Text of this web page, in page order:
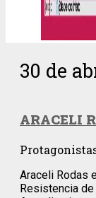
30 de
ARACELI
Araceli Rodas
Resistencia